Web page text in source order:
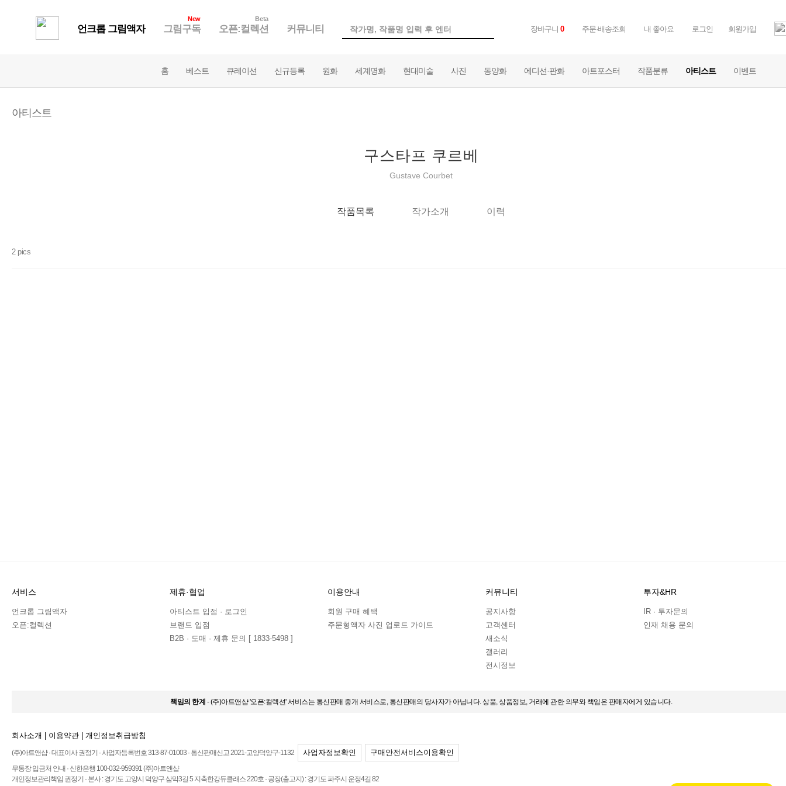
언크롭 그림액자
New
그림구독
Beta
오픈:컬렉션 커뮤니티 장바구니 0 주문·배송조회 내 좋아요 로그인 회원가입
홈 베스트 큐레이션 신규등록 원화 세계명화 현대미술 사진 동양화 에디션·판화 아트포스터 작품분류 아티스트 이벤트
아티스트
구스타프 쿠르베
Gustave Courbet
작품목록 작가소개 이력
2 pics
서비스
언크롭 그림액자
오픈:컬렉션
제휴·협업
아티스트 입점 · 로그인
브랜드 입점
B2B · 도매 · 제휴 문의 [ 1833-5498 ]
이용안내
회원 구매 혜택
주문형액자 사진 업로드 가이드
커뮤니티
공지사항
고객센터
새소식
갤러리
전시정보
투자&HR
IR · 투자문의
인재 채용 문의
책임의 한계 - (주)아트앤샵 '오픈:컬렉션' 서비스는 통신판매 중개 서비스로, 통신판매의 당사자가 아닙니다. 상품, 상품정보, 거래에 관한 의무와 책임은 판매자에게 있습니다.
회사소개 이용약관 개인정보취급방침
(주)아트앤샵 · 대표이사 권정기 · 사업자등록번호 313-87-01003 · 통신판매신고 2021-고양덕양구-1132 사업자정보확인 구매안전서비스이용확인
무통장 입금처 안내 · 신한은행 100-032-959391 (주)아트앤샵
개인정보관리책임 권정기 · 본사 : 경기도 고양시 덕양구 삼막3길 5 지축한강듀클래스 220호 · 공장(출고지) : 경기도 파주시 운정4길 82